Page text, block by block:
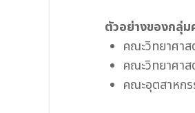
ตัวอย่างของกลุ่
คณะวิทยาศา
คณะวิทยาศาส
คณะอุตสาหก